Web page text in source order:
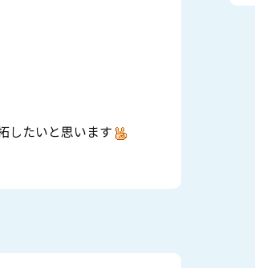
したいと思います